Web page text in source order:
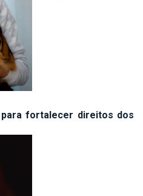
fortalecer direitos dos